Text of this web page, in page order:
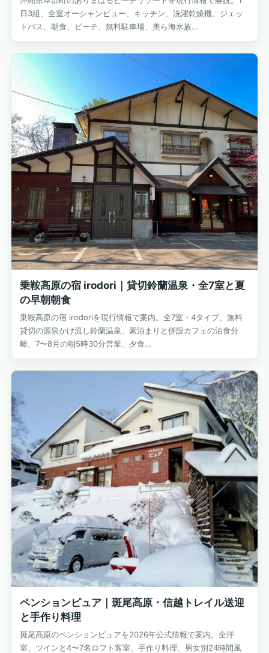
日3組、全室オーシャンビュー、キッチン、洗濯乾燥機、ジェッ
トバス、朝食、ビーチ、無料駐車場、美ら海水族…
乗鞍高原の宿 irodori｜貸切鈴蘭温泉・全7室と夏
の早朝朝食
乗鞍高原の宿 irodoriを現行情報で案内。全7室・4タイプ、無料
貸切の源泉かけ流し鈴蘭温泉、素泊まりと併設カフェの泊食分
離、7〜8月の朝5時30分営業、夕食…
ペンションピュア｜斑尾高原・信越トレイル送迎
と手作り料理
斑尾高原のペンションピュアを2026年公式情報で案内。全洋
室、ツインと4〜7名ロフト客室、手作り料理、男女別24時間風